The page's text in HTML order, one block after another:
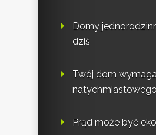
Domy
dziś
Twój dom
Prąd może być